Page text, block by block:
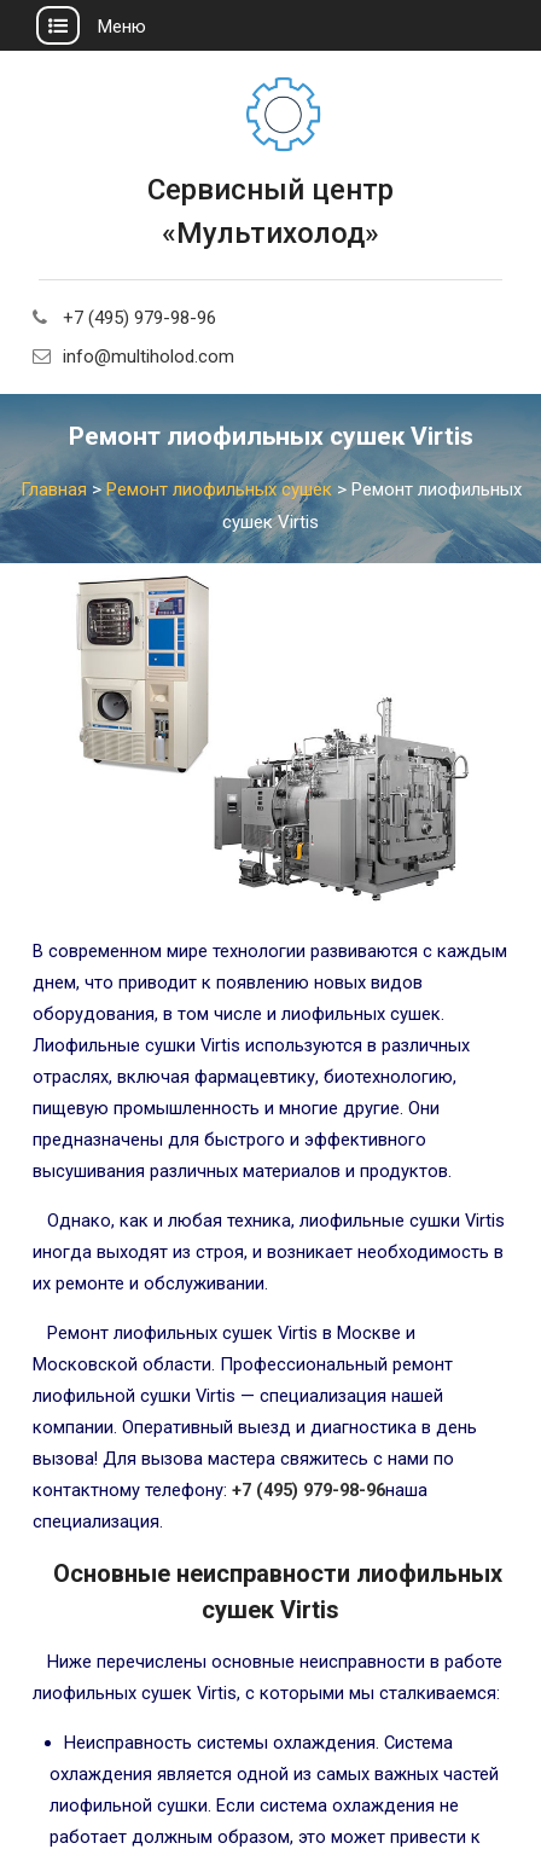
Меню
Сервисный центр
«Мультихолод»
+7 (495) 979-98-96
info@multiholod.com
Ремонт лиофильных сушек Virtis
Главная> Ремонт лиофильных сушек> Ремонт лиофильных
сушек Virtis
В современном мире технологии развиваются с каждым
днем, что приводит к появлению новых видов
оборудования, в том числе и лиофильных сушек.
Лиофильные сушки Virtis используются в различных
отраслях, включая фармацевтику, биотехнологию,
пищевую промышленность и многие другие. Они
предназначены для быстрого и эффективного
высушивания различных материалов и продуктов.
Однако, как и любая техника, лиофильные сушки Virtis
иногда выходят из строя, и возникает необходимость в
их ремонте и обслуживании.
Ремонт лиофильных сушек Virtis в Москве и
Московской области. Профессиональный ремонт
лиофильной сушки Virtis — специализация нашей
компании. Оперативный выезд и диагностика в день
вызова! Для вызова мастера свяжитесь с нами по
контактному телефону: +7 (495) 979-98-96наша
специализация.
Основные неисправности лиофильных
сушек Virtis
Ниже перечислены основные неисправности в работе
лиофильных сушек Virtis, с которыми мы сталкиваемся:
Неисправность системы охлаждения. Система
охлаждения является одной из самых важных частей
лиофильной сушки. Если система охлаждения не
работает должным образом, это может привести к